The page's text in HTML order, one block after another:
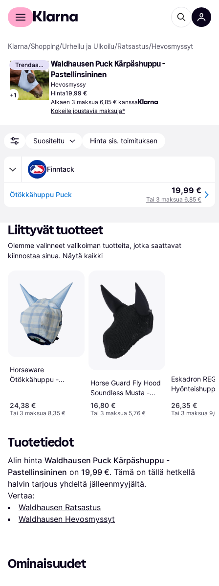
Kuluttajille
Klarna/Shopping/Urheilu ja Ulkoilu/Ratsastus/Hevosmyssyt
Trendaava
+1
Waldhausen Puck Kärpäshuppu -
Pastellinsininen
Hevosmyssy
Hinta19,99 €
Alkaen 3 maksua 6,85 € kanssa
Kokeile joustavia maksuja*
Suositeltu Hinta sis. toimituksen
Finntack
Ötökkähuppu Puck 19,99 €
Tai 3 maksua 6,85 €
Liittyvät tuotteet
Olemme valinneet valikoiman tuotteita, jotka saattavat
kiinnostaa sinua. Näytä kaikki
Horseware
Ötökkähuppu -
24,38 €
Tai 3 maksua 8,35 €
Horse Guard Fly Hood
Soundless Musta -
Navy
16,80 €
Tai 3 maksua 5,76 €
Eskadron
Hyönteishuppu
26,35 €
Tai 3 maksua
Tuotetiedot
Alin hinta Waldhausen Puck Kärpäshuppu -
Pastellinsininen on 19,99 €. Tämä on tällä hetkellä
halvin tarjous yhdeltä jälleenmyyjältä.
Vertaa:
Waldhausen Ratsastus
Waldhausen Hevosmyssyt
Ominaisuudet